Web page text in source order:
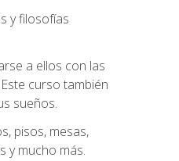
y filosofías
a ellos con las
curso también
sueños.
pisos, mesas,
y mucho más.